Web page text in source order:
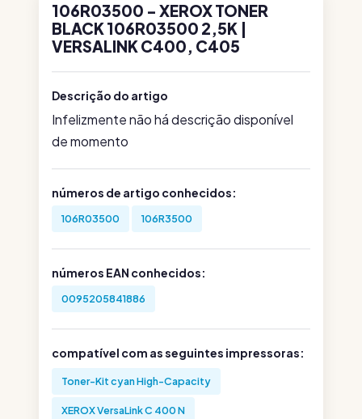
106R03500 - XEROX TONER
BLACK 106R03500 2,5K |
VERSALINK C400, C405
Descrição do artigo
Infelizmente não há descrição disponível
de momento
números de artigo conhecidos:
106R03500 106R3500
números EAN conhecidos:
0095205841886
compatível com as seguintes impressoras:
Toner-Kit cyan High-Capacity
XEROX VersaLink C 400 N